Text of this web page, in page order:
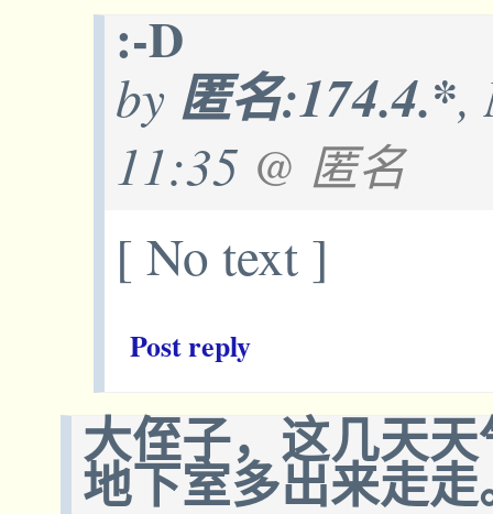
:-D
by 匿名:174.4.*,
11:35 @ 匿名
[ No text ]
Post reply
大侄子，这几天
地下室多出来走